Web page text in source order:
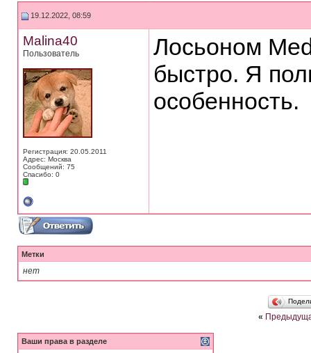
19.12.2022, 08:59
Malina40
Пользователь
Регистрация: 20.05.2011
Адрес: Москва
Сообщений: 75
Спасибо: 0
Лосьоном
быстро. Я
особенность.
Метки
нет
«
Ваши права в разделе